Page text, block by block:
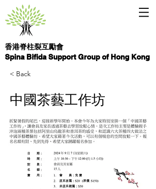
香港脊柱裂互勵會
Spina Bifida Support Group of Hong Kong
< Back
中國茶藝工作坊